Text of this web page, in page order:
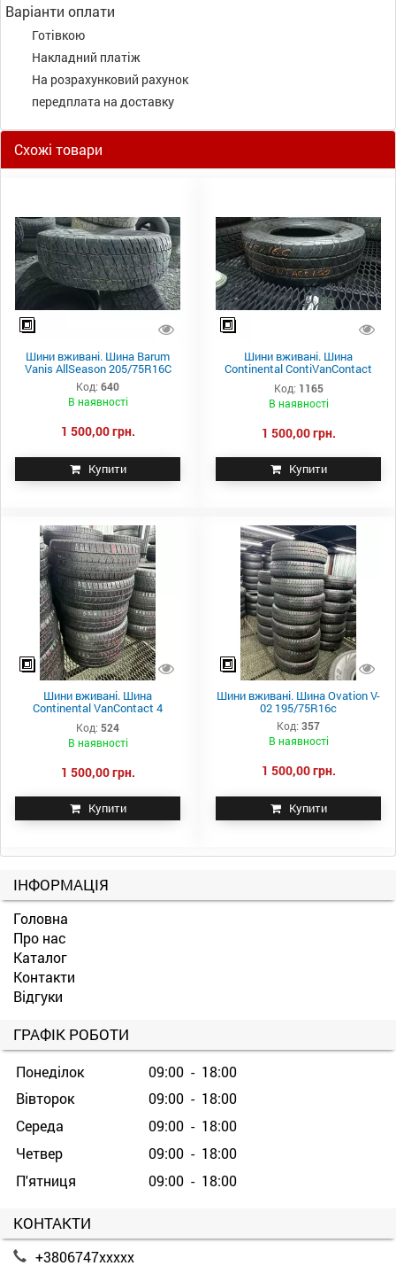
Варіанти оплати
Готівкою
Накладний платіж
На розрахунковий рахунок
передплата на доставку
Схожі товари
Шини вживані. Шина Barum
Vanis AllSeason 205/75R16C
Код: 640
В наявності
1 500,00 грн.
Купити
Шини вживані. Шина
Continental ContiVanContact
100 225/75R16C
Код: 1165
В наявності
1 500,00 грн.
Купити
Шини вживані. Шина
Continental VanContact 4
Season 225/65R16c
Код: 524
В наявності
1 500,00 грн.
Купити
Шини вживані. Шина Ovation V-
02 195/75R16с
Код: 357
В наявності
1 500,00 грн.
Купити
ІНФОРМАЦІЯ
Головна
Про нас
Каталог
Контакти
Відгуки
ГРАФІК РОБОТИ
Понеділок
09:00 - 18:00
Вівторок
09:00 - 18:00
Середа
09:00 - 18:00
Четвер
09:00 - 18:00
П'ятниця
09:00 - 18:00
КОНТАКТИ
+3806747xxxxx